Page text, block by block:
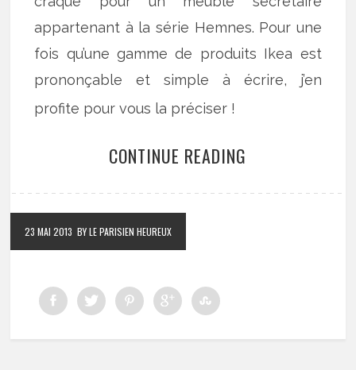
appartenant à la série Hemnes. Pour une
fois qu’une gamme de produits Ikea est
prononçable et simple à écrire, j’en
profite pour vous la préciser !
CONTINUE READING
23 MAI 2013 BY LE PARISIEN HEUREUX